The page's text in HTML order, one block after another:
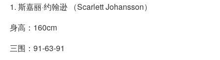
1. 斯嘉丽·约翰逊 （Scarlett Johansson）
身高：160cm
三围：91-63-91